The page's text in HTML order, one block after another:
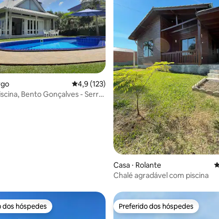
de 5, 133 avaliações
4,9 de uma avaliação média de 5, 123
4,9 (123)
Bento Gonçalves - Serra
Casa ⋅ Rolante
Chalé agradável com piscina
dos hóspedes
dos hóspedes Preferido dos hóspedes
Preferido dos hóspedes